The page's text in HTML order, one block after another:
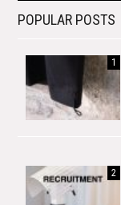
POPULAR POSTS